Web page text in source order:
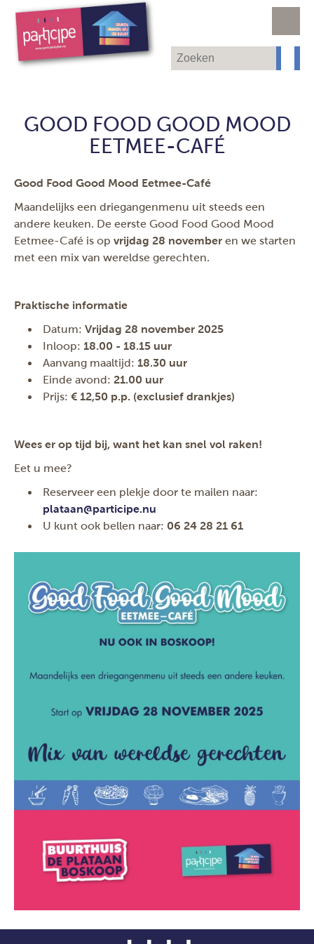
GOOD FOOD GOOD MOOD
EETMEE-CAFÉ
Good Food Good Mood Eetmee-Café
Maandelijks een driegangenmenu uit steeds een
andere keuken. De eerste Good Food Good Mood
Eetmee-Café is op vrijdag 28 november en we starten
met een mix van wereldse gerechten.
Praktische informatie
Datum: Vrijdag 28 november 2025
Inloop: 18.00 - 18.15 uur
Aanvang maaltijd: 18.30 uur
Einde avond: 21.00 uur
Prijs: € 12,50 p.p. (exclusief drankjes)
Wees er op tijd bij, want het kan snel vol raken!
Eet u mee?
Reserveer een plekje door te mailen naar:
plataan@participe.nu
U kunt ook bellen naar: 06 24 28 21 61